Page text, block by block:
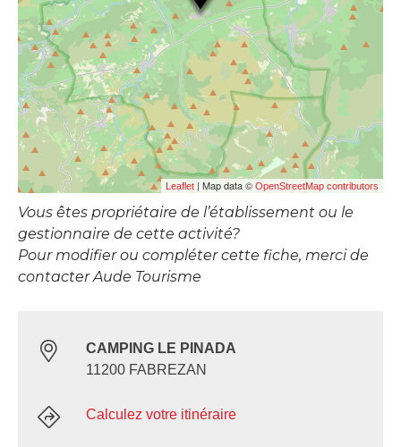
Leaflet | Map data © OpenStreetMap contributors
Vous êtes propriétaire de l’établissement ou le
gestionnaire de cette activité?
Pour modifier ou compléter cette fiche, merci de
contacter Aude Tourisme
CAMPING LE PINADA
11200 FABREZAN
Calculez votre itinéraire